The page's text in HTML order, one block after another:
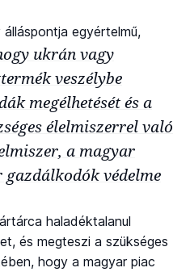
egyértelmű,
ukrán vagy
veszélybe
megélhetését és a
élelmiszerrel való
a magyar
védelme
haladéktalanul
és megteszi a szükséges
hogy a magyar piac